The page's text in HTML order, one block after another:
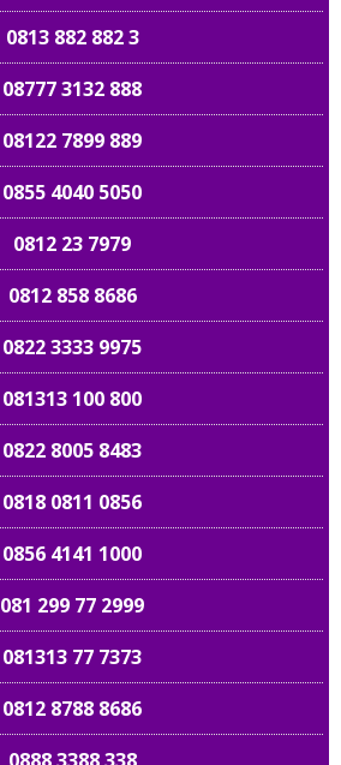
0813 882 882 3
08777 3132 888
08122 7899 889
0855 4040 5050
0812 23 7979
0812 858 8686
0822 3333 9975
081313 100 800
0822 8005 8483
0818 0811 0856
0856 4141 1000
081 299 77 2999
081313 77 7373
0812 8788 8686